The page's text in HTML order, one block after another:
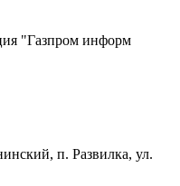
"Газпром информ
п. Развилка, ул.